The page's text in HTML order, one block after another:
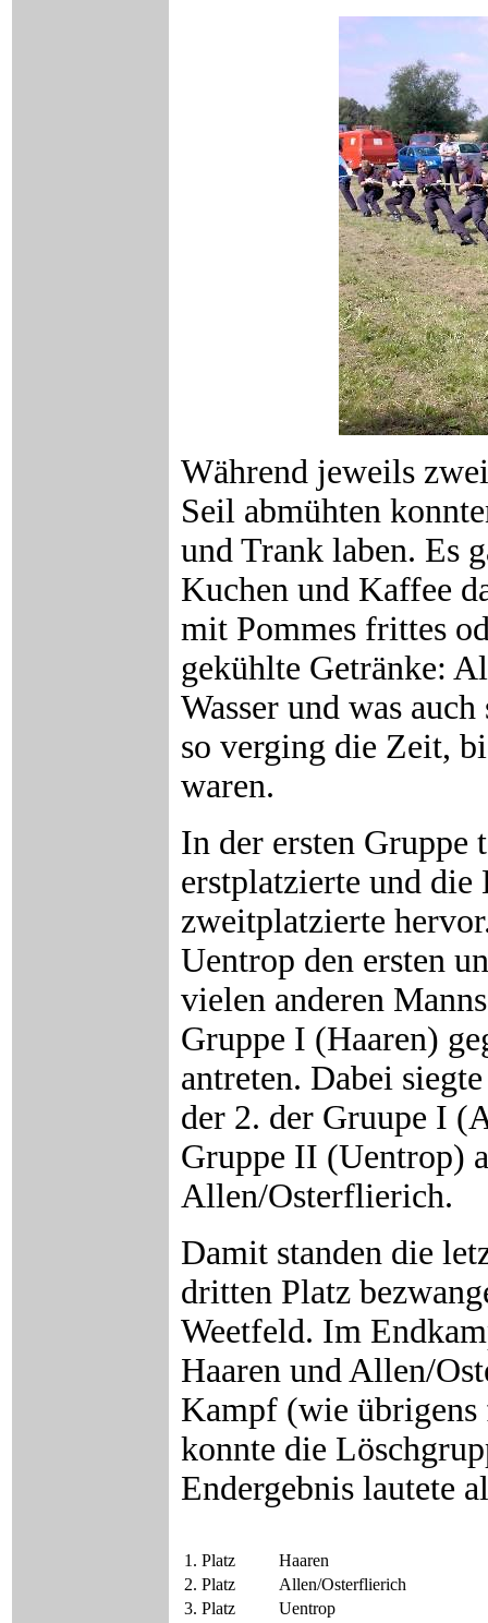
Während jeweils
Seil abmühten
und Trank laben. Es
Kuchen und Kaffee
mit Pommes frittes
gekühlte Getränke:
Wasser und was
so verging die Zeit,
waren.
In der ersten Gruppe
erstplatzierte und
zweitplatzierte
Uentrop den ersten
vielen anderen
Gruppe I (Haaren)
antreten. Dabei
der 2. der Gruupe I
Gruppe II (Uentrop)
Allen/Osterflierich.
Damit standen die
dritten Platz
Weetfeld. Im
Haaren und Allen/
Kampf (wie
konnte die
Endergebnis lautete
1. Platz
Haaren
2. Platz
Allen/Osterflierich
3. Platz
Uentrop